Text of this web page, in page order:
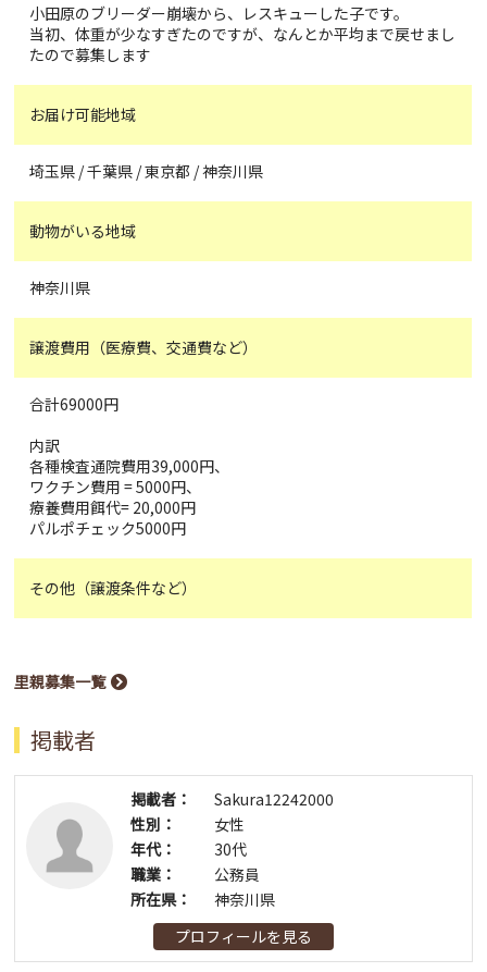
小田原のブリーダー崩壊から、レスキューした子です。
当初、体重が少なすぎたのですが、なんとか平均まで戻せまし
たので募集します
お届け可能地域
埼玉県 / 千葉県 / 東京都 / 神奈川県
動物がいる地域
神奈川県
譲渡費用（医療費、交通費など）
合計69000円
内訳
各種検査通院費用39,000円、
ワクチン費用 = 5000円、
療養費用餌代= 20,000円
パルポチェック5000円
その他（譲渡条件など）
里親募集一覧
掲載者
掲載者：
Sakura12242000
性別：
女性
年代：
30代
職業：
公務員
所在県：
神奈川県
プロフィールを見る